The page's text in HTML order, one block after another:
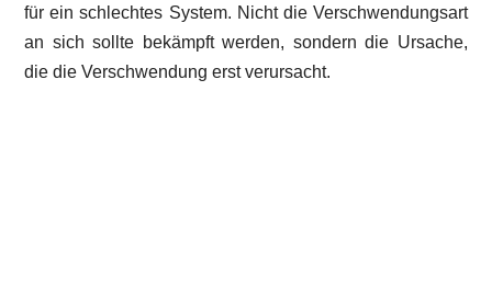
für ein schlechtes System. Nicht die Verschwendungsart
an sich sollte bekämpft werden, sondern die Ursache,
die die Verschwendung erst verursacht.